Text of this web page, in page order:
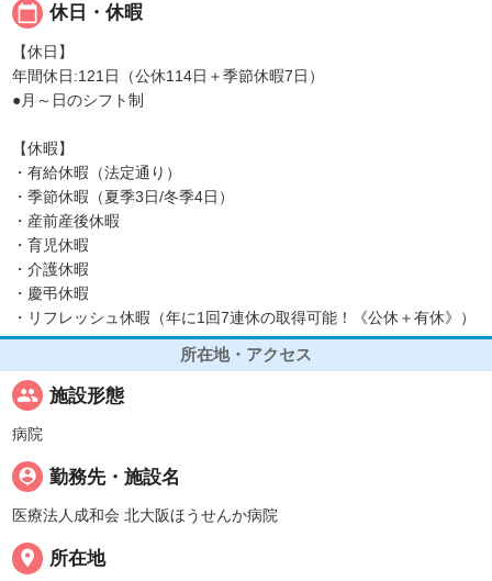
calendar_today 休日・休暇
【休日】
年間休日:121日（公休114日＋季節休暇7日）
●月～日のシフト制
【休暇】
・有給休暇（法定通り）
・季節休暇（夏季3日/冬季4日）
・産前産後休暇
・育児休暇
・介護休暇
・慶弔休暇
・リフレッシュ休暇（年に1回7連休の取得可能！《公休＋有休》）
所在地・アクセス
people 施設形態
病院
person_pin 勤務先・施設名
医療法人成和会 北大阪ほうせんか病院
place 所在地